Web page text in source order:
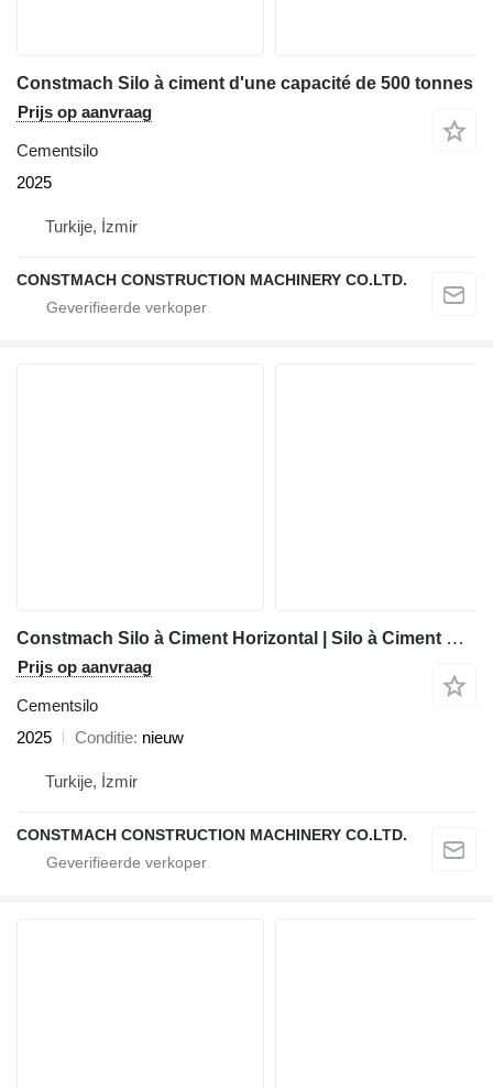
Constmach Silo à ciment d'une capacité de 500 tonnes
Prijs op aanvraag
Cementsilo
2025
Turkije, İzmir
CONSTMACH CONSTRUCTION MACHINERY CO.LTD.
Constmach Silo à Ciment Horizontal | Silo à Ciment Mobile
Prijs op aanvraag
Cementsilo
2025
Conditie nieuw
Turkije, İzmir
CONSTMACH CONSTRUCTION MACHINERY CO.LTD.